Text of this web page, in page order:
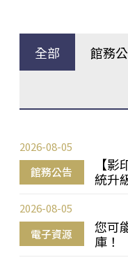
全部 館務
館務公告
【
統升
2026-08-05
電子資源
您可
庫！
2026-08-05